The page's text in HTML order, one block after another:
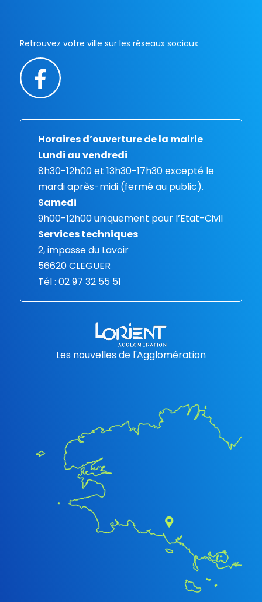
Retrouvez votre ville sur les réseaux sociaux
Horaires d’ouverture de la mairie
Lundi au vendredi
8h30-12h00 et 13h30-17h30 excepté le
mardi après-midi (fermé au public).
Samedi
9h00-12h00 uniquement pour l’Etat-Civil
Services techniques
2, impasse du Lavoir
56620 CLEGUER
Tél : 02 97 32 55 51
Les nouvelles de l'Agglomération